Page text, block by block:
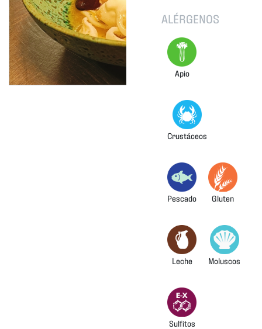
ALÉRGENOS
Apio
Crustáceos
Pescado Gluten
Leche Moluscos
Sulfitos